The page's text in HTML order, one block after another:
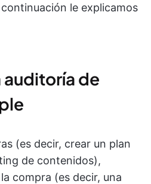
le explicamos
auditoría de
(es decir, crear un plan
de contenidos),
compra (es decir, una